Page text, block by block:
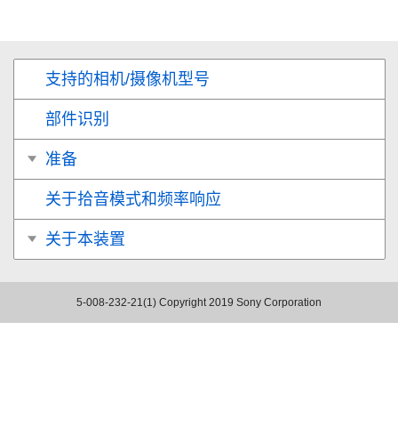
支持的相机/摄像机型号
部件识别
准备
关于拾音模式和频率响应
关于本装置
5-008-232-21(1) Copyright 2019 Sony Corporation